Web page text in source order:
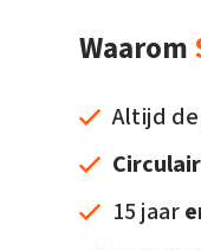
Waarom
Altijd de
15 jaar